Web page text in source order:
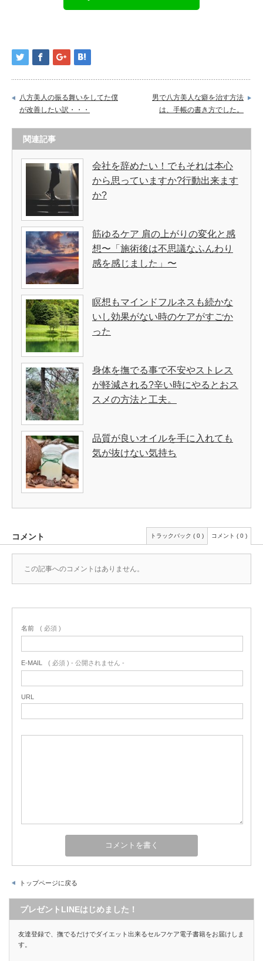
八方美人の振る舞いをしてた僕
が改善したい訳・・・
男で八方美人な癖を治す方法
は、手帳の書き方でした。
関連記事
会社を辞めたい！でもそれは本心
から思っていますか?行動出来ます
か?
筋ゆるケア 肩の上がりの変化と感
想〜「施術後は不思議なふんわり
感を感じました」〜
瞑想もマインドフルネスも続かな
いし効果がない時のケアがすごか
った
身体を撫でる事で不安やストレス
が軽減される?辛い時にやるとおス
スメの方法と工夫。
品質が良いオイルを手に入れても
気が抜けない気持ち
コメント トラックバック ( 0 ) コメント ( 0 )
この記事へのコメントはありません。
名前 ( 必須 )
E-MAIL ( 必須 ) - 公開されません -
URL
トップページに戻る
プレゼントLINEはじめました！
友達登録で、撫でるだけでダイエット出来るセルフケア電子書籍をお届けしま
す。